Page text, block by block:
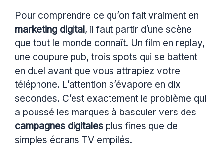
Pour comprendre ce qu’on fait vraiment en
marketing digital, il faut partir d’une scène
que tout le monde connaît. Un film en replay,
une coupure pub, trois spots qui se battent
en duel avant que vous attrapiez votre
téléphone. L’attention s’évapore en dix
secondes. C’est exactement le problème qui
a poussé les marques à basculer vers des
campagnes digitales plus fines que de
simples écrans TV empilés.